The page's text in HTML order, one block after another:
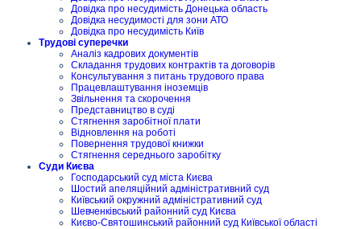
Довідка про несудимість Донецька область
Довідка несудимості для зони АТО
Довідка про несудимість Київ
Трудові суперечки
Аналіз кадрових документів
Складання трудових контрактів та договорів
Консультування з питань трудового права
Працевлаштування іноземців
Звільнення та скорочення
Представництво в суді
Стягнення заробітної плати
Відновлення на роботі
Повернення трудової книжки
Стягнення середнього заробітку
Суди Києва
Господарський суд міста Києва
Шостий апеляційний адміністративний суд
Київський окружний адміністративний суд
Шевченківський районний суд Києва
Києво-Святошинський районний суд Київської області